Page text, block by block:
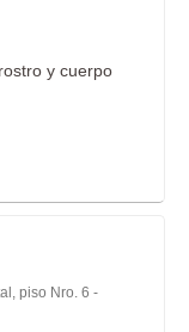
y cuerpo
piso Nro. 6 -